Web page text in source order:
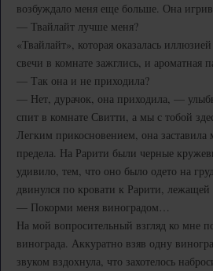
возбуждало меня еще больше. Она
— Твайлайт лучше меня?
«Твайлайт», которая оказалась
свечи в комнате зажглись, и ароматная
— Так она и не приходила?
— Нет, дурачок, она приходила, —
спит в комнате Свитти, а мы с тобой
Легким прикосновением, она заставила
предела. На Рарити были черные
удивило, тем, что оно было одето на
двинулся по кровати к Рарити,
— Покорми меня виноградом…
На мой вопросительный взгляд ко мне
винограда. Аккуратно взяв одну
звуком вздохнула, что захотелось